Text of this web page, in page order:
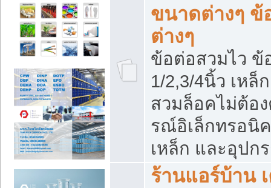
ขนาดต่างๆ ข้
ต่างๆ
ข้อต่อสวมไว ข้
1/2,3/4นิ้ว เหล็
สวมล็อคไม่ต้อ
รณ์อิเล็กทรอนิ
เหล็ก และอุปก
ร้านแอร์บ้าน